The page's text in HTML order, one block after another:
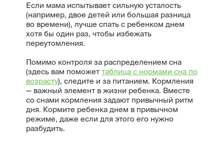
Если мама испытывает сильную усталость
(например, двое детей или большая разница
во времени), лучше спать с ребенком днем
хотя бы один раз, чтобы избежать
переутомления.
Помимо контроля за распределением сна
(здесь вам поможет таблица с нормами сна по
возрасту), следите и за питанием. Кормления
— важный элемент в жизни ребенка. Вместе
со снами кормления задают привычный ритм
дня. Кормите ребенка днем в привычном
режиме, даже если для этого его нужно
разбудить.